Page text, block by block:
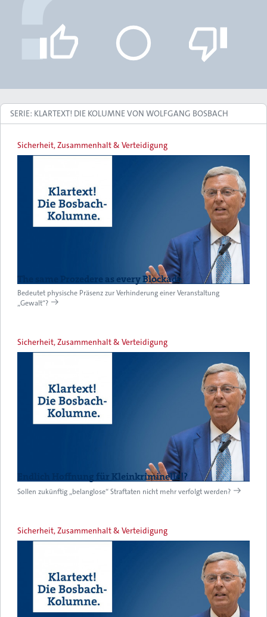
SERIE: KLARTEXT! DIE KOLUMNE VON WOLFGANG BOSBACH
Sicherheit, Zusammenhalt & Verteidigung
The same Prozedere as every Blockade
Bedeutet physische Präsenz zur Verhinderung einer Veranstaltung
„Gewalt“?
Sicherheit, Zusammenhalt & Verteidigung
Endlich Hoffnung für Kleinkriminelle!?
Sollen zukünftig „belanglose“ Straftaten nicht mehr verfolgt werden?
Sicherheit, Zusammenhalt & Verteidigung